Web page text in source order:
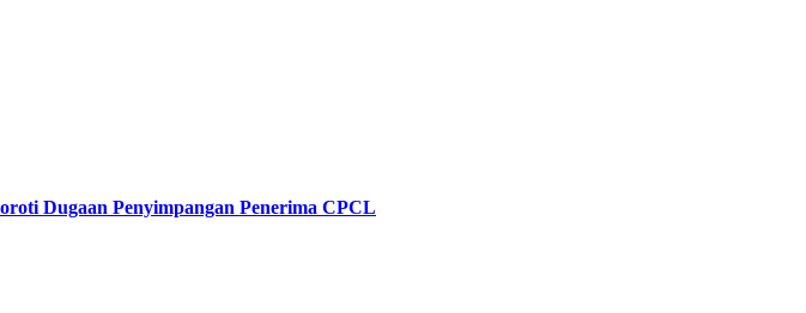
Dugaan Penyimpangan Penerima CPCL